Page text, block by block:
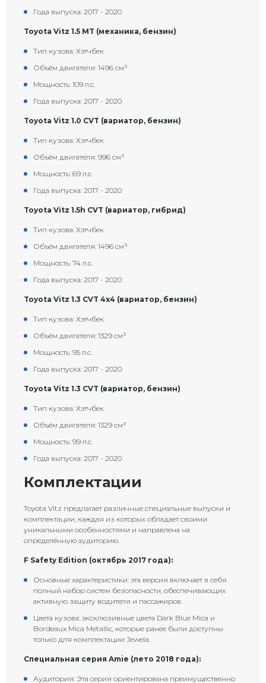
Года выпуска: 2017 - 2020
Toyota Vitz 1.5 MT (механика, бензин)
Тип кузова: Хэтчбек
Объём двигателя: 1496 см³
Мощность: 109 л.с.
Года выпуска: 2017 - 2020
Toyota Vitz 1.0 CVT (вариатор, бензин)
Тип кузова: Хэтчбек
Объём двигателя: 996 см³
Мощность: 69 л.с.
Года выпуска: 2017 - 2020
Toyota Vitz 1.5h CVT (вариатор, гибрид)
Тип кузова: Хэтчбек
Объём двигателя: 1496 см³
Мощность: 74 л.с.
Года выпуска: 2017 - 2020
Toyota Vitz 1.3 CVT 4x4 (вариатор, бензин)
Тип кузова: Хэтчбек
Объём двигателя: 1329 см³
Мощность: 95 л.с.
Года выпуска: 2017 - 2020
Toyota Vitz 1.3 CVT (вариатор, бензин)
Тип кузова: Хэтчбек
Объём двигателя: 1329 см³
Мощность: 99 л.с.
Года выпуска: 2017 - 2020
Комплектации
Toyota Vitz предлагает различные специальные выпуски и
комплектации, каждая из которых обладает своими
уникальными особенностями и направлена на
определённую аудиторию.
F Safety Edition (октябрь 2017 года):
Основные характеристики: эта версия включает в себя
полный набор систем безопасности, обеспечивающих
активную защиту водителя и пассажиров.
Цвета кузова: эксклюзивные цвета Dark Blue Mica и
Bordeaux Mica Metallic, которые ранее были доступны
только для комплектации Jewela.
Специальная серия Amie (лето 2018 года):
Аудитория: Эта серия ориентирована преимущественно